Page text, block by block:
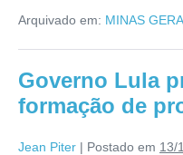
Arquivado em: MINAS
Governo Lula
formação de
Jean Piter | Postado em 13/